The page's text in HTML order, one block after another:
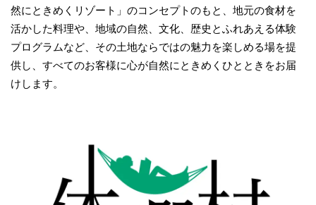
然にときめくリゾート」のコンセプトのもと、地元の食材を
活かした料理や、地域の自然、文化、歴史とふれあえる体験
プログラムなど、その土地ならではの魅力を楽しめる場を提
供し、すべてのお客様に心が自然にときめくひとときをお届
けします。